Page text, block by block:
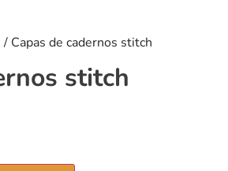
/ Capas de cadernos stitch
stitch